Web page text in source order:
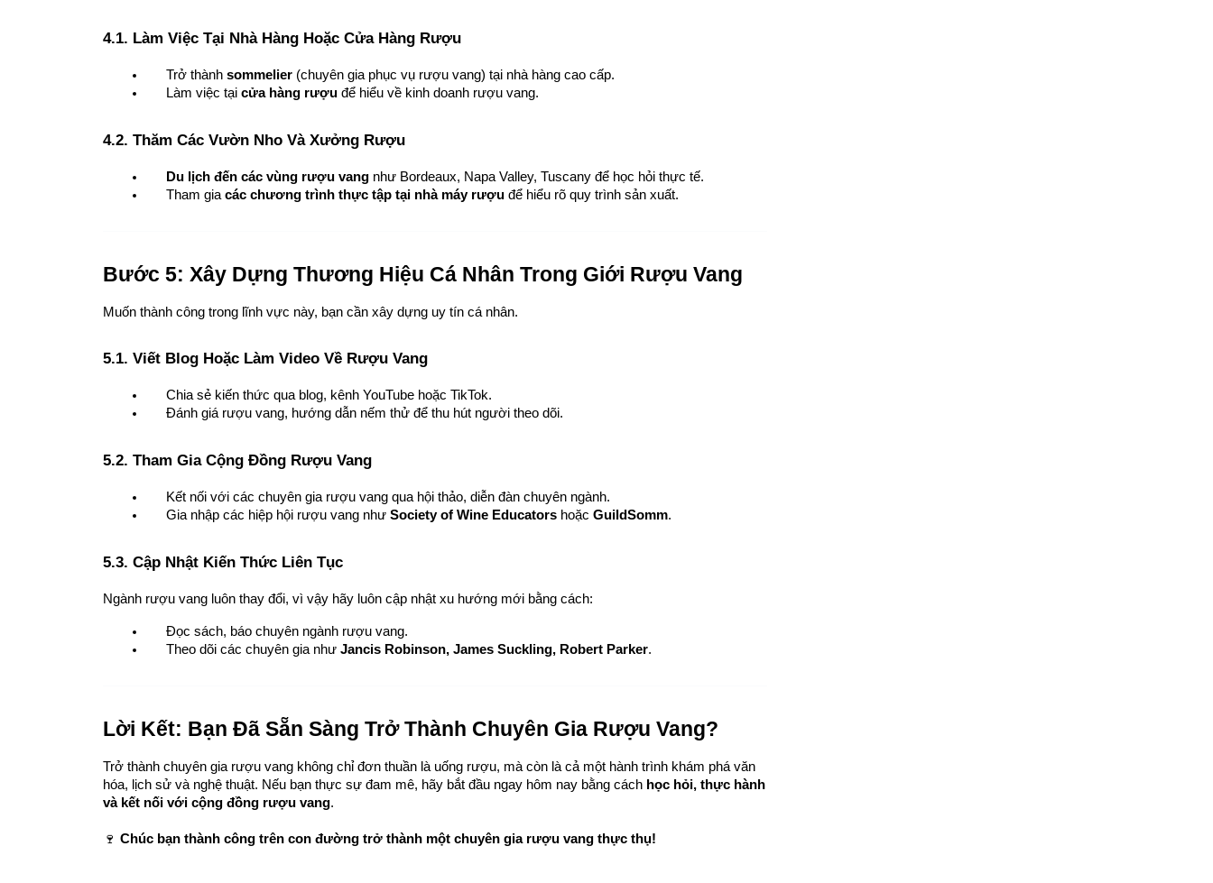
4.1. Làm Việc Tại Nhà Hàng Hoặc Cửa Hàng Rượu
Trở thành sommelier (chuyên gia phục vụ rượu vang) tại nhà hàng cao cấp.
Làm việc tại cửa hàng rượu để hiểu về kinh doanh rượu vang.
4.2. Thăm Các Vườn Nho Và Xưởng Rượu
Du lịch đến các vùng rượu vang như Bordeaux, Napa Valley, Tuscany để học hỏi thực tế.
Tham gia các chương trình thực tập tại nhà máy rượu để hiểu rõ quy trình sản xuất.
Bước 5: Xây Dựng Thương Hiệu Cá Nhân Trong Giới Rượu Vang
Muốn thành công trong lĩnh vực này, bạn cần xây dựng uy tín cá nhân.
5.1. Viết Blog Hoặc Làm Video Về Rượu Vang
Chia sẻ kiến thức qua blog, kênh YouTube hoặc TikTok.
Đánh giá rượu vang, hướng dẫn nếm thử để thu hút người theo dõi.
5.2. Tham Gia Cộng Đồng Rượu Vang
Kết nối với các chuyên gia rượu vang qua hội thảo, diễn đàn chuyên ngành.
Gia nhập các hiệp hội rượu vang như Society of Wine Educators hoặc GuildSomm.
5.3. Cập Nhật Kiến Thức Liên Tục
Ngành rượu vang luôn thay đổi, vì vậy hãy luôn cập nhật xu hướng mới bằng cách:
Đọc sách, báo chuyên ngành rượu vang.
Theo dõi các chuyên gia như Jancis Robinson, James Suckling, Robert Parker.
Lời Kết: Bạn Đã Sẵn Sàng Trở Thành Chuyên Gia Rượu Vang?
Trở thành chuyên gia rượu vang không chỉ đơn thuần là uống rượu, mà còn là cả một hành trình khám phá văn
hóa, lịch sử và nghệ thuật. Nếu bạn thực sự đam mê, hãy bắt đầu ngay hôm nay bằng cách học hỏi, thực hành
và kết nối với cộng đồng rượu vang.
🍷 Chúc bạn thành công trên con đường trở thành một chuyên gia rượu vang thực thụ!